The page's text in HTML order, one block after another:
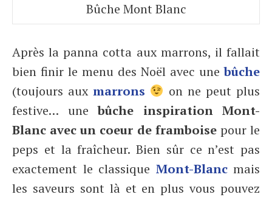
Bûche Mont Blanc
Après la panna cotta aux marrons, il fallait
bien finir le menu des Noël avec unebûche
(toujours auxmarrons
on ne peut plus
festive… unebûche inspiration Mont-
Blanc avec un coeur de framboise pour le
peps et la fraîcheur. Bien sûr ce n’est pas
exactement le classique Mont-Blancmais
les saveurs sont là et en plus vous pouvez